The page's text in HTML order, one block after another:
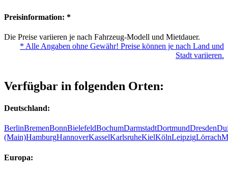
Preisinformation: *
Die Preise variieren je nach Fahrzeug-Modell und Mietdauer.
* Alle Angaben ohne Gewähr! Preise können je nach Land und
Stadt variieren.
Verfügbar in folgenden Orten:
Deutschland:
BerlinBremenBonnBielefeldBochumDarmstadtDortmundDresden
(Main)HamburgHannoverKasselKarlsruheKielKölnLeipzigLörrach
Europa: